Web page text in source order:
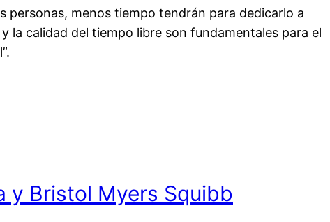
personas, menos tiempo tendrán para dedicarlo a
la calidad del tiempo libre son fundamentales para el
y Bristol Myers Squibb